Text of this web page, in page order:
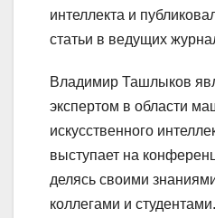
интеллекта и
статьи в ведущих
Владимир Ташлыков
экспертом в области
искусственного
выступает на
делясь своими
коллегами и